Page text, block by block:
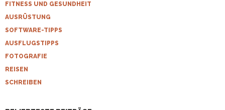
FITNESS UND GESUNDHEIT
AUSRÜSTUNG
SOFTWARE-TIPPS
AUSFLUGSTIPPS
FOTOGRAFIE
REISEN
SCHREIBEN